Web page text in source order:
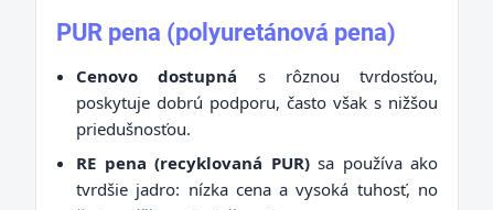
PUR pena (polyuretánová pena)
Cenovo dostupná s rôznou tvrdosťou,
poskytuje dobrú podporu, často však s nižšou
priedušnosťou.
RE pena (recyklovaná PUR)sa používa ako
tvrdšie jadro: nízka cena a vysoká tuhosť, no